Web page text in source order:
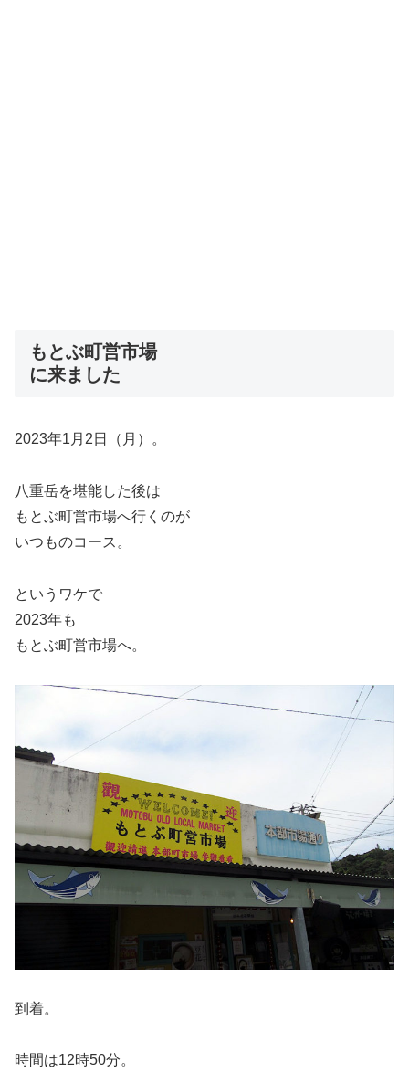
もとぶ町営市場
に来ました
2023年1月2日（月）。
八重岳を堪能した後は
もとぶ町営市場へ行くのが
いつものコース。
というワケで
2023年も
もとぶ町営市場へ。
到着。
時間は12時50分。